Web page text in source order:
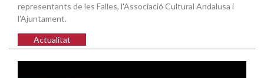
representants de les Falles, l'Associació Cultural Andalusa i
l'Ajuntament.
Actualitat